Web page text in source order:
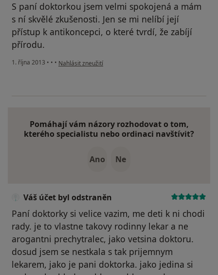
S paní doktorkou jsem velmi spokojená a mám
s ní skvělé zkušenosti. Jen se mi nelíbí její
přístup k antikoncepci, o které tvrdí, že zabíjí
přírodu.
1. října 2013 • • • podle názoru uživatele Váš účet byl odstraněn
Nahlásit zneužití
Pomáhají vám názory rozhodovat o tom,
kterého specialistu nebo ordinaci navštívit?
Ano Ne
Váš účet byl odstraněn
Paní doktorky si velice vazim, me deti k ni chodi
rady. je to vlastne takovy rodinny lekar a ne
arogantni prechytralec, jako vetsina doktoru.
dosud jsem se nestkala s tak prijemnym
lekarem, jako je pani doktorka. jako jedina si